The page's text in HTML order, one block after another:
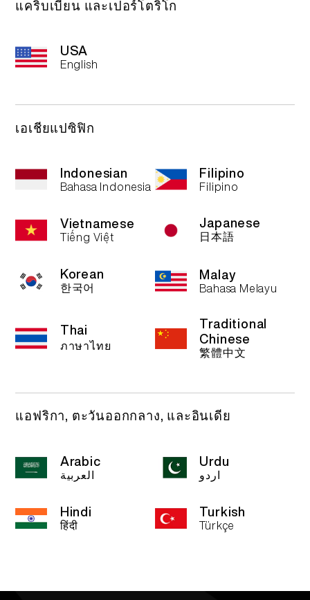
繁體中文
แคริบเบียน และเปอร์โตริโก
USA
English
เอเชียแปซิฟิก
Indonesian
Bahasa Indonesia
Filipino
Filipino
Vietnamese
Tiếng Việt
Japanese
日本語
Korean
한국어
Malay
Bahasa Melayu
Thai
ภาษาไทย
Traditional
Chinese
繁體中文
แอฟริกา, ตะวันออกกลาง, และอินเดีย
Arabic
العربية
Urdu
اردو
Hindi
हिंदी
Turkish
Türkçe